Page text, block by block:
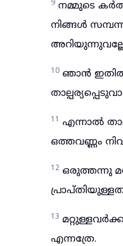
9 നമ്മുടെ
നിങ്ങൾ
10 ഞാൻ ഇതിൽ
11 എന്നാൽ
ഒത്തവണ്ണം
12 ഒരുത്തന്നു
13
എന്നത്രേ.